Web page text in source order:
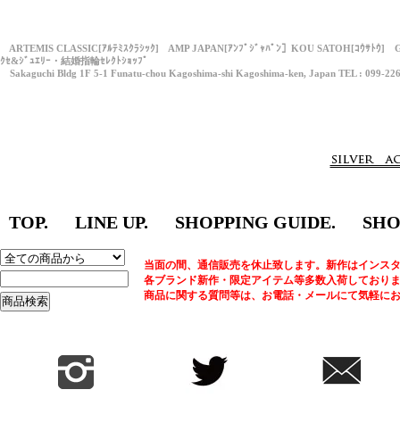
ARTEMIS CLASSIC[ｱﾙﾃﾐｽｸﾗｼｯｸ] AMP JAPAN[ｱﾝﾌﾟｼﾞｬﾊﾟﾝ］KOU SATOH[ｺｳｻﾄｳ]
ｸｾ&ｼﾞｭｴﾘｰ・結婚指輪ｾﾚｸﾄｼｮｯﾌﾟ
Sakaguchi Bldg 1F 5-1 Funatu-chou Kagoshima-shi Kagoshima-ken, Japan TEL : 099-
TOP. LINE UP. SHOPPING GUIDE.
当面の間、通信販売を休止致します。新作はインス
各ブランド新作・限定アイテム等多数入荷しており
商品に関する質問等は、お電話・メールにて気軽に